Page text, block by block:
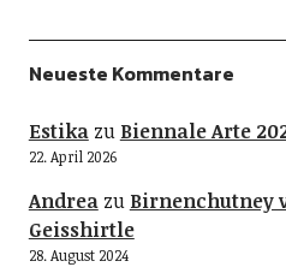
Neueste Kommentare
Estikazu Biennale Arte
22. April 2026
Andreazu Birnenchutney
Geisshirtle
28. August 2024